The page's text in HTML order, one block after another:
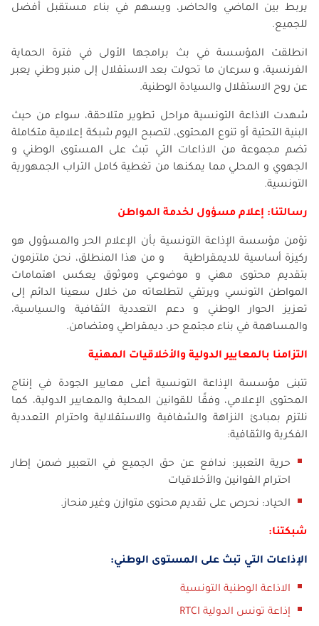
يربط بين الماضي والحاضر، ويسهم في بناء مستقبل أفضل
للجميع.
انطلقت المؤسسة في بث برامجها الأولى في فترة الحماية
الفرنسية، و سرعان ما تحولت بعد الاستقلال إلى منبر وطني يعبر
عن روح الاستقلال والسيادة الوطنية.
شهدت الاذاعة التونسية مراحل تطوير متلاحقة، سواء من حيث
البنية التحتية أو تنوع المحتوى، لتصبح اليوم شبكة إعلامية متكاملة
تضم مجموعة من الاذاعات التي تبث على المستوى الوطني و
الجهوي و المحلي مما يمكنها من تغطية كامل التراب الجمهورية
التونسية.
رسالتنا: إعلام مسؤول لخدمة المواطن
تؤمن مؤسسة الإذاعة التونسية بأن الإعلام الحر والمسؤول هو
ركيزة أساسية للديمقراطية و من هذا المنطلق، نحن ملتزمون
بتقديم محتوى مهني و موضوعي وموثوق يعكس اهتمامات
المواطن التونسي ويرتقي لتطلعاته من خلال سعينا الدائم إلى
تعزيز الحوار الوطني و دعم التعددية الثقافية والسياسية،
والمساهمة في بناء مجتمع حر، ديمقراطي ومتضامن.
التزامنا بالمعايير الدولية والأخلاقيات المهنية
تتبنى مؤسسة الإذاعة التونسية أعلى معايير الجودة في إنتاج
المحتوى الإعلامي، وفقًا للقوانين المحلية والمعايير الدولية، كما
نلتزم بمبادئ النزاهة والشفافية والاستقلالية واحترام التعددية
الفكرية والثقافية:
حرية التعبير: ندافع عن حق الجميع في التعبير ضمن إطار
احترام القوانين والأخلاقيات
الحياد: نحرص على تقديم محتوى متوازن وغير منحاز.
شبكتنا:
الإذاعات التي تبث على المستوى الوطني:
الاذاعة الوطنية التونسية
إذاعة تونس الدولية RTCI